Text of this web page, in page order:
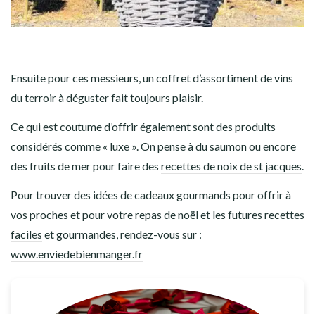
Ensuite pour ces messieurs, un coffret d’assortiment de vins
du terroir à déguster fait toujours plaisir.
Ce qui est coutume d’offrir également sont des produits
considérés comme « luxe ». On pense à du saumon ou encore
des fruits de mer pour faire des recettes de noix de st jacques.
Pour trouver des idées de cadeaux gourmands pour offrir à
vos proches et pour votrerepas de noëlet les futures recettes
faciles et gourmandes, rendez-vous sur :
www.enviedebienmanger.fr